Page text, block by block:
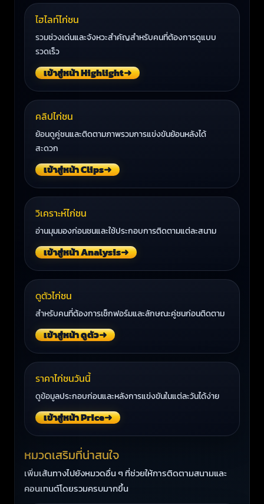
ไฮไลท์ไก่ชน
รวมช่วงเด่นและจังหวะสำคัญสำหรับคนที่ต้องการดูแบบ
รวดเร็ว
เข้าสู่หน้า Highlight➜
คลิปไก่ชน
ย้อนดูคู่ชนและติดตามภาพรวมการแข่งขันย้อนหลังได้
สะดวก
เข้าสู่หน้า Clips➜
วิเคราะห์ไก่ชน
อ่านมุมมองก่อนชนและใช้ประกอบการติดตามแต่ละสนาม
เข้าสู่หน้า Analysis➜
ดูตัวไก่ชน
สำหรับคนที่ต้องการเช็กฟอร์มและลักษณะคู่ชนก่อนติดตาม
เข้าสู่หน้า ดูตัว➜
ราคาไก่ชนวันนี้
ดูข้อมูลประกอบก่อนและหลังการแข่งขันในแต่ละวันได้ง่าย
เข้าสู่หน้า Price➜
หมวดเสริมที่น่าสนใจ
เพิ่มเส้นทางไปยังหมวดอื่น ๆ ที่ช่วยให้การติดตามสนามและ
คอนเทนต์โดยรวมครบมากขึ้น